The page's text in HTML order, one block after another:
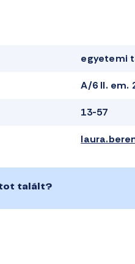
egyetemi
A/6 II. em.
13-57
talált?